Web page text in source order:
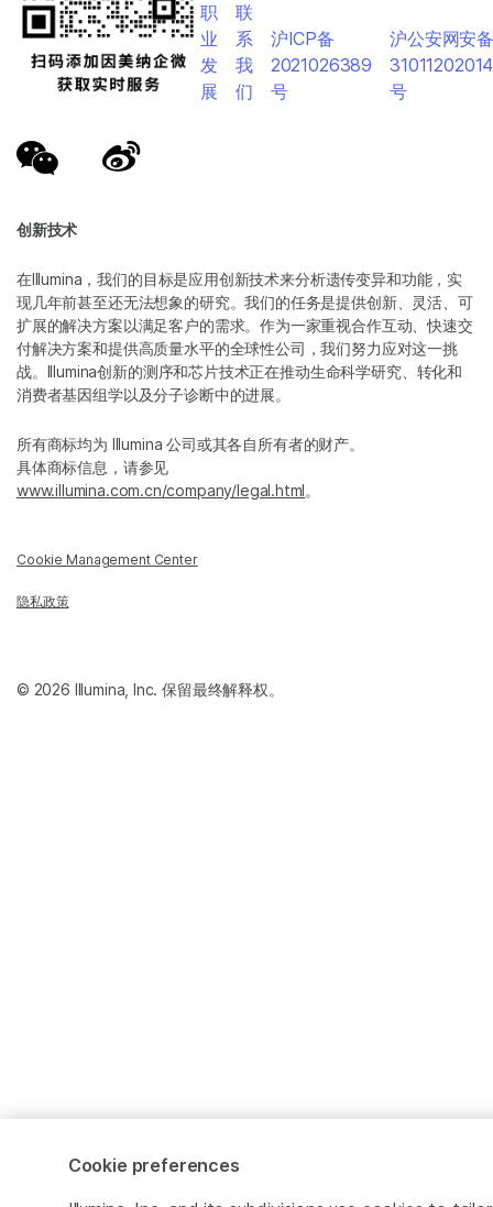
创新技术
在Illumina，我们的目标是应用创新技术来分析遗传变异和功能，实
现几年前甚至还无法想象的研究。我们的任务是提供创新、灵活、可
扩展的解决方案以满足客户的需求。作为一家重视合作互动、快速交
付解决方案和提供高质量水平的全球性公司，我们努力应对这一挑
战。Illumina创新的测序和芯片技术正在推动生命科学研究、转化和
消费者基因组学以及分子诊断中的进展。
所有商标均为 Illumina 公司或其各自所有者的财产。
具体商标信息，请参见
www.illumina.com.cn/company/legal.html。
Cookie Management Center
隐私政策
职
业
发
展
联
系
我
们
沪ICP备
2021026389
号
沪公安网安
号
© 2026 Illumina, Inc. 保留最终解释权。
Cookie preferences